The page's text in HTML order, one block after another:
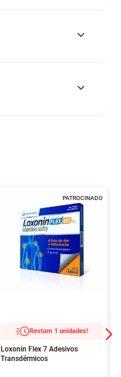
PATROCINADO
Restam 1 unidades!
Loxonin Flex 7 Adesivos
Transdérmicos